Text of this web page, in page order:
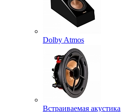
Dolby Atmos
Встраиваемая акустика